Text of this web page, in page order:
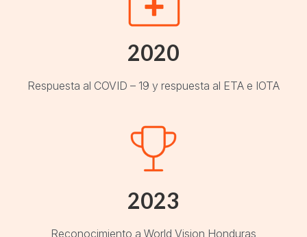
2020
Respuesta al COVID – 19 y respuesta al ETA e IOTA
2023
Reconocimiento a World Vision Honduras